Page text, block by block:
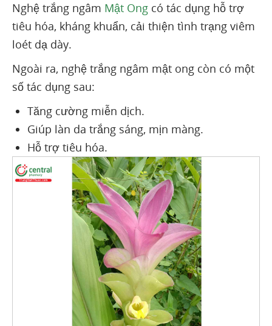
Nghệ trắng ngâm Mật Ong có tác dụng hỗ trợ
tiêu hóa, kháng khuẩn, cải thiện tình trạng viêm
loét dạ dày.
Ngoài ra, nghệ trắng ngâm mật ong còn có một
số tác dụng sau:
Tăng cường miễn dịch.
Giúp làn da trắng sáng, mịn màng.
Hỗ trợ tiêu hóa.